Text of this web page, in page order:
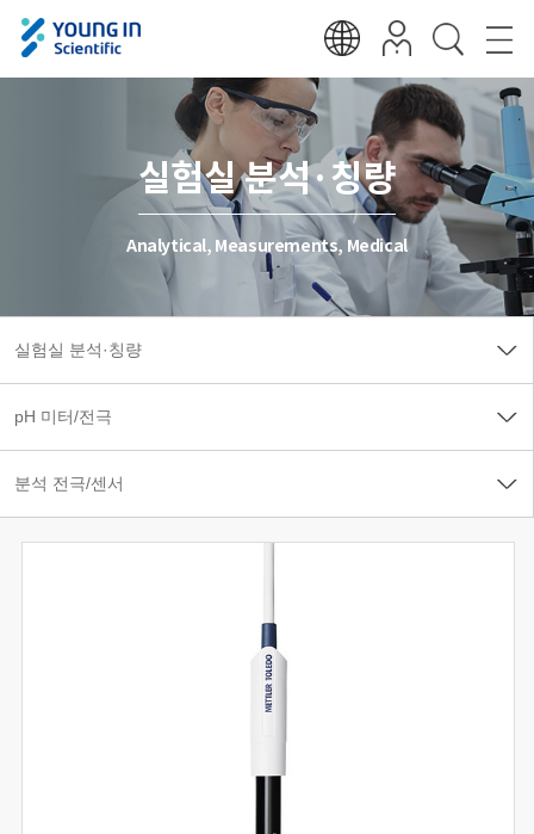
실험실 분석·칭량
Analytical, Measurements, Medical